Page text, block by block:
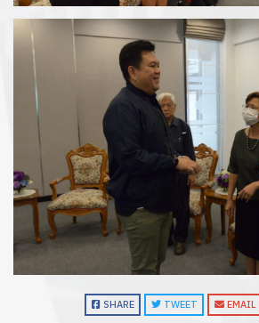
SHARE TWEET EMAIL